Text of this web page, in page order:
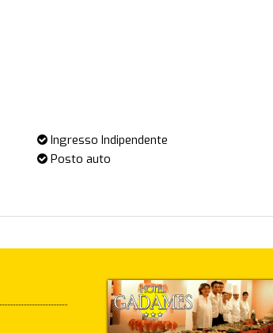
Ingresso Indipendente
Posto auto